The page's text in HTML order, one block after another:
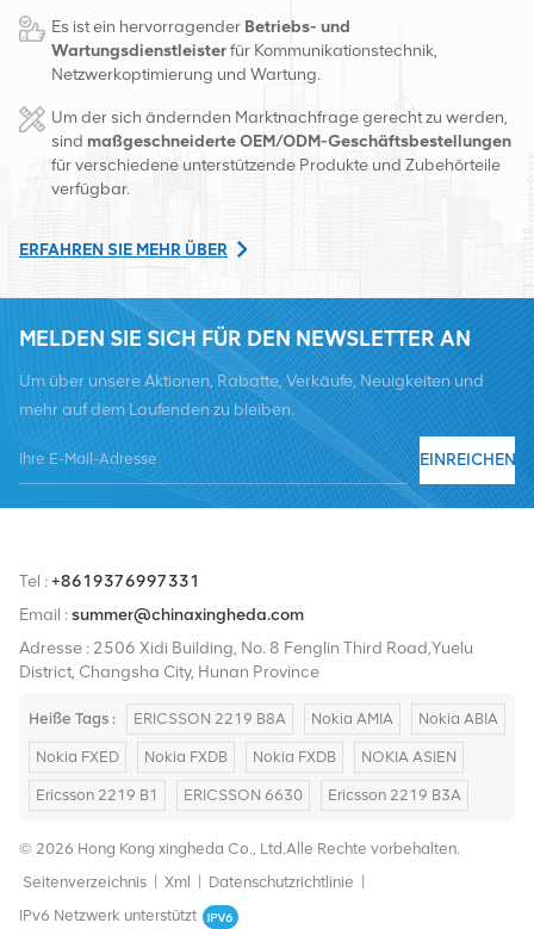
das Unternehmen über zwei intelligente Lager und
Fabrikvertriebszentren in Changsha und Hongkong. Im Jahr
Changsha, China. Mit Sitz in China betreiben wir internationale
Geschäfte in Südostasien, Europa, den Vereinigten Staaten,
regional führende Telekommunikationsbetreiber mit
wie Übertragung, Stromversorgung, optischen Modulen, Kabel,
Klemmen und unterstützende Hilfsmaterialien. Zu den
Dienstleistern zählen Nokia, Ericsson, Huawei, ZTE, Bell, Alcatel,
Nortel, Siemens und Lucent. Wir werden unseren internationalen
Marktanteil durch hochwertige Produkte, hochwertige
Dienstleistungen, angemessene Preise und pünktliche Lieferung
Es ist ein hervorragender Betriebs- und
Wartungsdienstleisterfür Kommunikationstechnik,
Netzwerkoptimierung und Wartung.
Um der sich ändernden Marktnachfrage gerecht zu werden,
sindmaßgeschneiderte OEM/ODM-Geschäftsbestellungen
für verschiedene unterstützende Produkte und Zubehörteile
verfügbar.
ERFAHREN SIE MEHR ÜBER
MELDEN SIE SICH FÜR DEN NEWSLETTER AN
Um über unsere Aktionen, Rabatte, Verkäufe, Neuigkeiten und
mehr auf dem Laufenden zu bleiben.
EINREICHEN
Tel :+8619376997331
Email :summer@chinaxingheda.com
Adresse : 2506 Xidi Building, No. 8 Fenglin Third Road,Yuelu
District, Changsha City, Hunan Province
Heiße Tags : ERICSSON 2219 B8A Nokia AMIA Nokia ABIA
Nokia FXED Nokia FXDB Nokia FXDB NOKIA ASIEN
Ericsson 2219 B1 ERICSSON 6630 Ericsson 2219 B3A
© 2026 Hong Kong xingheda Co., Ltd.Alle Rechte vorbehalten.
Seitenverzeichnis
Xml Datenschutzrichtlinie
IPv6 Netzwerk unterstützt